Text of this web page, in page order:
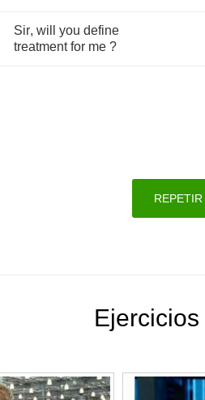
Sir, will you define
treatment for me ?